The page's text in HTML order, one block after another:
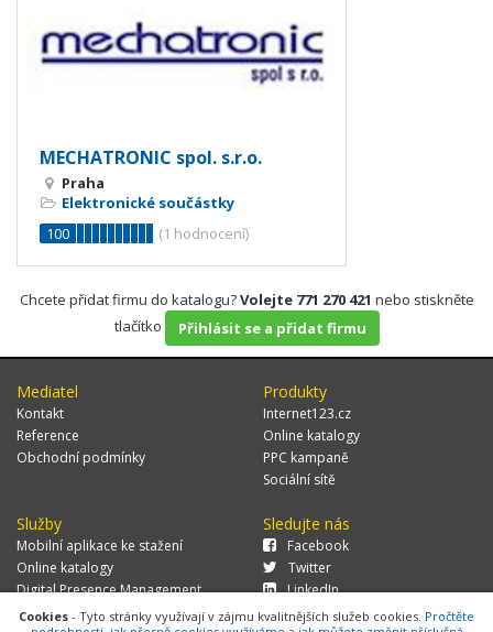
MECHATRONIC spol. s.r.o.
Praha
Elektronické součástky
100
(1 hodnocení)
Chcete přidat firmu do katalogu?Volejte 771 270 421 nebo stiskněte
tlačítko
Přihlásit se a přidat firmu
Mediatel
Kontakt
Reference
Obchodní podmínky
Produkty
Internet123.cz
Online katalogy
PPC kampaně
Sociální sítě
Služby
Mobilní aplikace ke stažení
Online katalogy
Digital Presence Management
Více zákazníků
Sledujte nás
Facebook
Twitter
LinkedIn
Cookies - Tyto stránky využívají v zájmu kvalitnějších služeb cookies. Pročtěte